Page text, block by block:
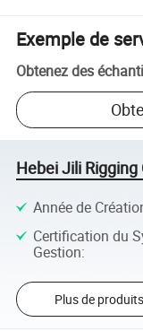
Exemple de
Obtenez des
Hebei Jili Rigging
Année de
Certification du
Gestion:
Plus de produits